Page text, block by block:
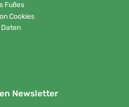
Fußes
Cookies
Newsletter